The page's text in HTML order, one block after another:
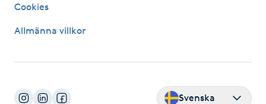
Koppningsmassage
Cookies
Allmänna villkor
Svenska